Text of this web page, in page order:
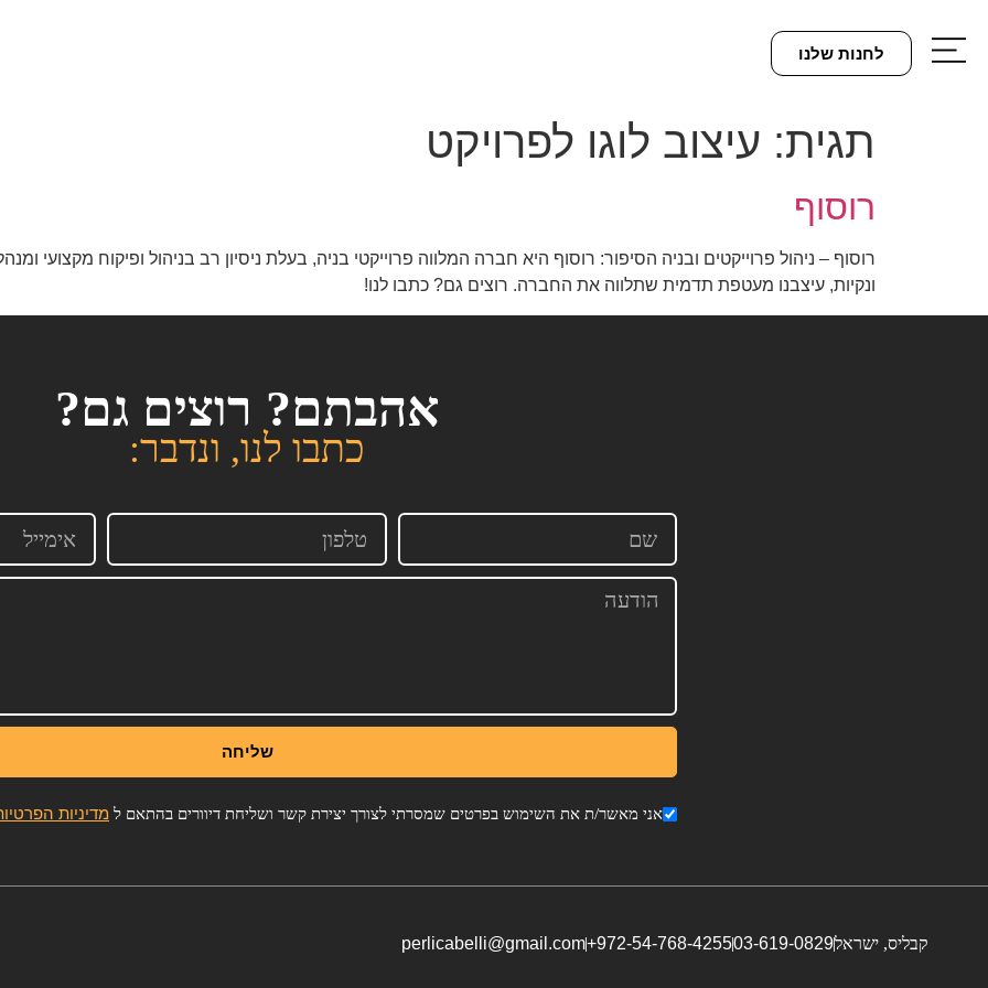
לחנות שלנו
תגית: עיצוב לוגו לפרויקט
רוסוף
רוסוף – ניהול פרוייקטים ובניה הסיפור: רוסוף היא חברה המלווה פרוייקטי בניה, בעלת ניסיון רב בניהול ופיקוח מקצועי
ונקיות, עיצבנו מעטפת תדמית שתלווה את החברה. רוצים גם? כתבו לנו!
אהבתם? רוצים גם?
כתבו לנו, ונדבר:
אני מאשר/ת את השימוש בפרטים שמסרתי לצורך יצירת קשר ושליחת דיוורים בהתאם ל מדיניות
שליחה
קבליס, ישראל03-619-0829
972-54-768-4255+
perlicabelli@gmail.com